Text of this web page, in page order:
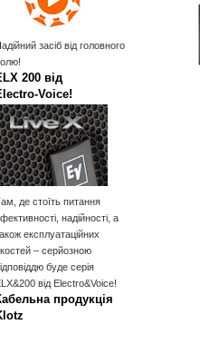
засіб від головного
200 від
де стоїть питання
надійності, а
експлуатаційних
– серйозною
буде серія
від Electro&Voice!
продукція